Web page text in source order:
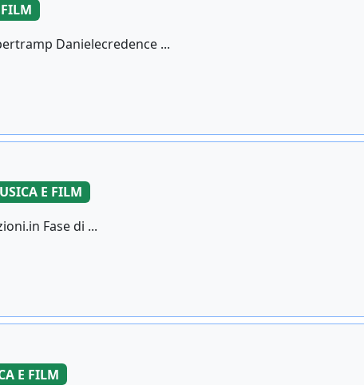
Danielecredence ...
E FILM
Fase di ...
E FILM